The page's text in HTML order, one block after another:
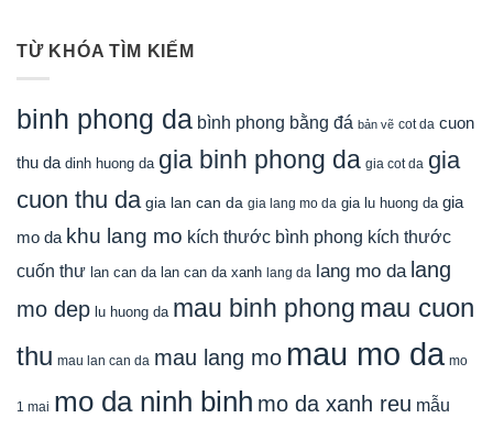
TỪ KHÓA TÌM KIẾM
binh phong da bình phong bằng đá bản vẽ cot da cuon
thu da dinh huong da gia binh phong da gia cot da gia
cuon thu da gia lan can da gia lang mo da gia lu huong da gia
mo da khu lang mo kích thước bình phong kích thước
cuốn thư lan can da lan can da xanh lang da lang mo da lang
mo dep lu huong da mau binh phong mau cuon
thu mau lan can da mau lang mo mau mo da mo
1 mai mo da ninh binh mo da xanh reu mẫu